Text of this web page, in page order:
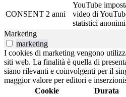
CONSENT 2 anni
YouTube
video di
statistici
Marketing
marketing
I cookies di marketing vengono
siti web. La finalità è quella di
siano rilevanti e coinvolgenti per il
maggior valore per editori e
Cookie
Durata